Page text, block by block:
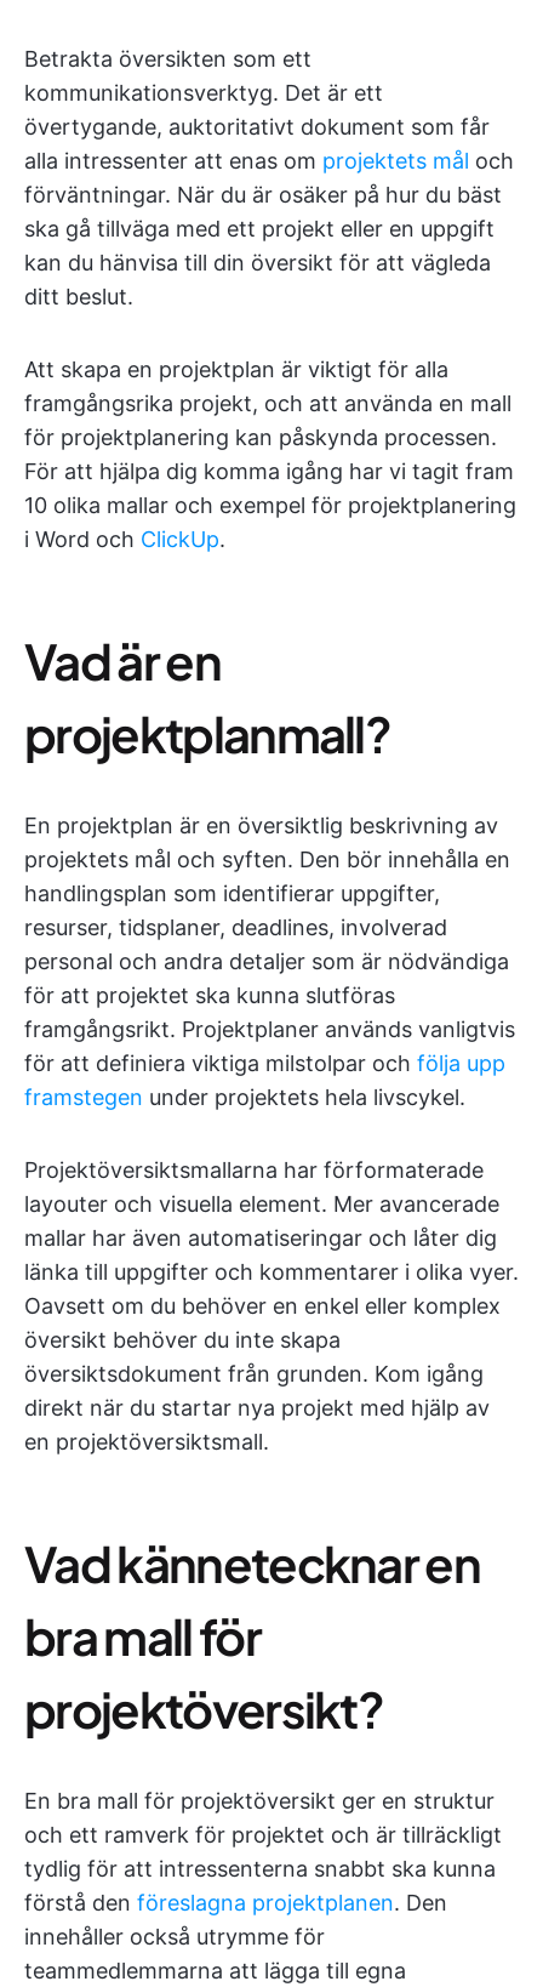
Betrakta översikten som ett
kommunikationsverktyg. Det är ett
övertygande, auktoritativt dokument som får
alla intressenter att enas om projektets mål och
förväntningar. När du är osäker på hur du bäst
ska gå tillväga med ett projekt eller en uppgift
kan du hänvisa till din översikt för att vägleda
ditt beslut.
Att skapa en projektplan är viktigt för alla
framgångsrika projekt, och att använda en mall
för projektplanering kan påskynda processen.
För att hjälpa dig komma igång har vi tagit fram
10 olika mallar och exempel för projektplanering
i Word och ClickUp.
Vad är en
projektplanmall?
En projektplan är en översiktlig beskrivning av
projektets mål och syften. Den bör innehålla en
handlingsplan som identifierar uppgifter,
resurser, tidsplaner, deadlines, involverad
personal och andra detaljer som är nödvändiga
för att projektet ska kunna slutföras
framgångsrikt. Projektplaner används vanligtvis
för att definiera viktiga milstolpar och följa upp
framstegen under projektets hela livscykel.
Projektöversiktsmallarna har förformaterade
layouter och visuella element. Mer avancerade
mallar har även automatiseringar och låter dig
länka till uppgifter och kommentarer i olika vyer.
Oavsett om du behöver en enkel eller komplex
översikt behöver du inte skapa
översiktsdokument från grunden. Kom igång
direkt när du startar nya projekt med hjälp av
en projektöversiktsmall.
Vad kännetecknar en
bra mall för
projektöversikt?
En bra mall för projektöversikt ger en struktur
och ett ramverk för projektet och är tillräckligt
tydlig för att intressenterna snabbt ska kunna
förstå den föreslagna projektplanen. Den
innehåller också utrymme för
teammedlemmarna att lägga till egna